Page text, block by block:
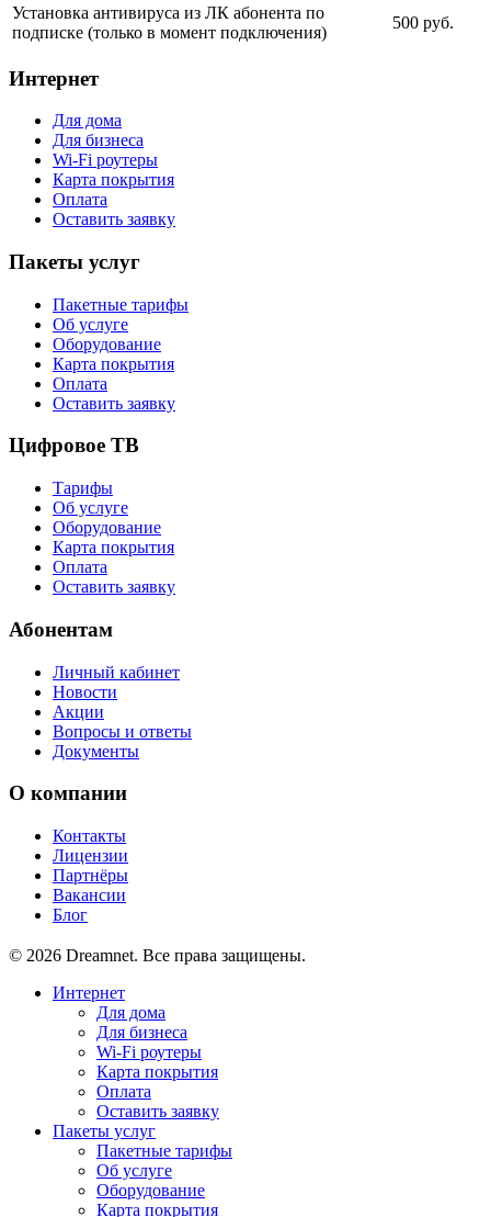
Установка антивируса из ЛК абонента по
подписке (только в момент подключения)
500 руб.
Интернет
Для дома
Для бизнеса
Wi-Fi роутеры
Карта покрытия
Оплата
Оставить заявку
Пакеты услуг
Пакетные тарифы
Об услуге
Оборудование
Карта покрытия
Оплата
Оставить заявку
Цифровое ТВ
Тарифы
Об услуге
Оборудование
Карта покрытия
Оплата
Оставить заявку
Абонентам
Личный кабинет
Новости
Акции
Вопросы и ответы
Документы
О компании
Контакты
Лицензии
Партнёры
Вакансии
Блог
© 2026 Dreamnet. Все права защищены.
Интернет
Для дома
Для бизнеса
Wi-Fi роутеры
Карта покрытия
Оплата
Оставить заявку
Пакеты услуг
Пакетные тарифы
Об услуге
Оборудование
Карта покрытия